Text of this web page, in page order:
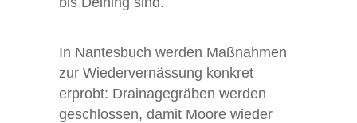
In Nantesbuch werden Maßnahmen
zur Wiedervernässung konkret
erprobt: Drainagegräben werden
geschlossen, damit Moore wieder